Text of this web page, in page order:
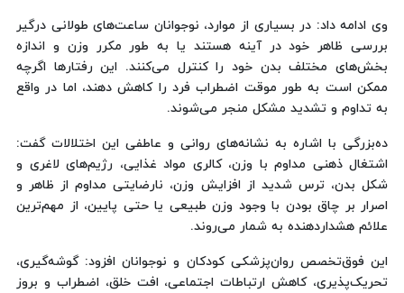
وی ادامه داد: در بسیاری از موارد، نوجوانان ساعت‌های طولانی درگیر
بررسی ظاهر خود در آینه هستند یا به طور مکرر وزن و اندازه
بخش‌های مختلف بدن خود را کنترل می‌کنند. این رفتارها اگرچه
ممکن است به طور موقت اضطراب فرد را کاهش دهند، اما در واقع
به تداوم و تشدید مشکل منجر می‌شوند.
ده‌بزرگی با اشاره به نشانه‌های روانی و عاطفی این اختلالات گفت:
اشتغال ذهنی مداوم با وزن، کالری مواد غذایی، رژیم‌های لاغری و
شکل بدن، ترس شدید از افزایش وزن، نارضایتی مداوم از ظاهر و
اصرار بر چاق بودن با وجود وزن طبیعی یا حتی پایین، از مهم‌ترین
علائم هشداردهنده به شمار می‌روند.
این فوق‌تخصص روان‌پزشکی کودکان و نوجوانان افزود: گوشه‌گیری،
تحریک‌پذیری، کاهش ارتباطات اجتماعی، افت خلق، اضطراب و بروز